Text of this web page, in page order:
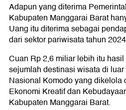
Adapun yang diterima
Kabupaten Manggarai Barat
Uang itu diterima sebagai
dari sektor pariwisata tahun
Cuan Rp 2,6 miliar lebih itu
sejumlah destinasi wisata di
Nasional Komodo yang
Ekonomi Kreatif dan
Kabupaten Manggarai Barat.